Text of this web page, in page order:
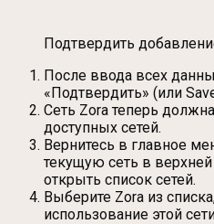
Подтвердить
После ввода всех
«Подтвердить» (или
Сеть Zora теперь
доступных сетей.
Вернитесь в главное
текущую сеть в
открыть список сетей.
Выберите Zora из
использование этой